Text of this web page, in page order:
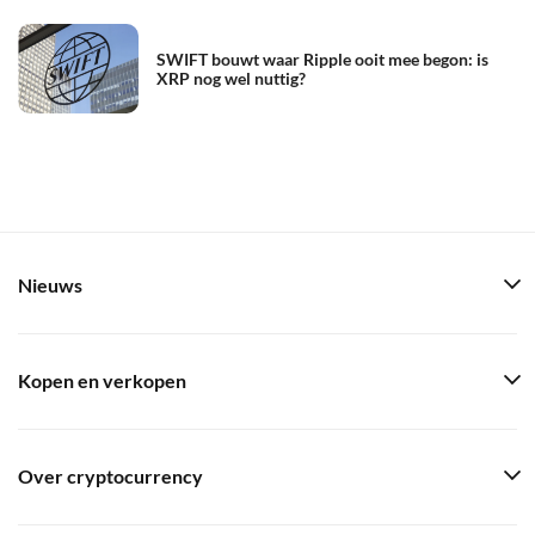
SWIFT bouwt waar Ripple ooit mee begon: is
XRP nog wel nuttig?
Nieuws
Kopen en verkopen
Over cryptocurrency